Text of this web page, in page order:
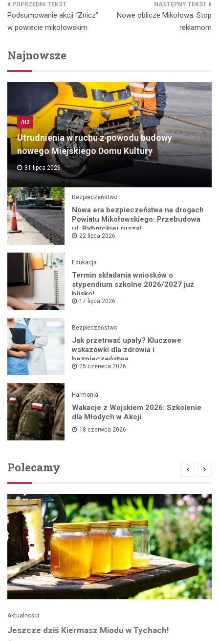
Nawigacja
wpisu
Podsumowanie akcji “Znicz”
w powiecie mikołowskim
Nowe oblicze Mikołowa. Stop
reklamom
Najnowsze
/H2
Utrudnienia w ruchu z powodu budowy
nowego Miejskiego Domu Kultury
31 lipca 2026
Bezpieczeństwo
Nowa era bezpieczeństwa na drogach
Powiatu Mikołowskiego: Przebudowa
ul. Rybnickiej rusza!
22 lipca 2026
Edukacja
Termin składania wniosków o
stypendium szkolne 2026/2027 już
blisko!
17 lipca 2026
Bezpieczeństwo
Jak przetrwać upały? Kluczowe
wskazówki dla zdrowia i
bezpieczeństwa
25 czerwca 2026
Harmonia
Wakacje z Wojskiem 2026: Szkolenie
dla Młodych w Akcji
18 czerwca 2026
Polecamy
Aktualności
Jeszcze dziś Kiermasz Miodu w Tychach!